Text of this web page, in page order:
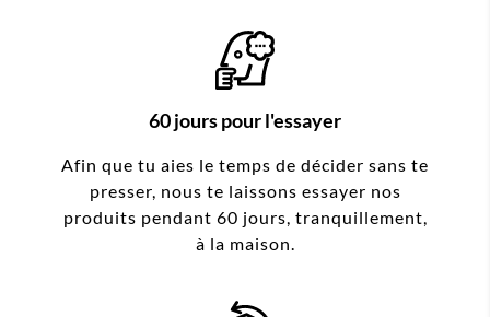
60 jours pour l'essayer
Afin que tu aies le temps de décider sans te
presser, nous te laissons essayer nos
produits pendant 60 jours, tranquillement,
à la maison.